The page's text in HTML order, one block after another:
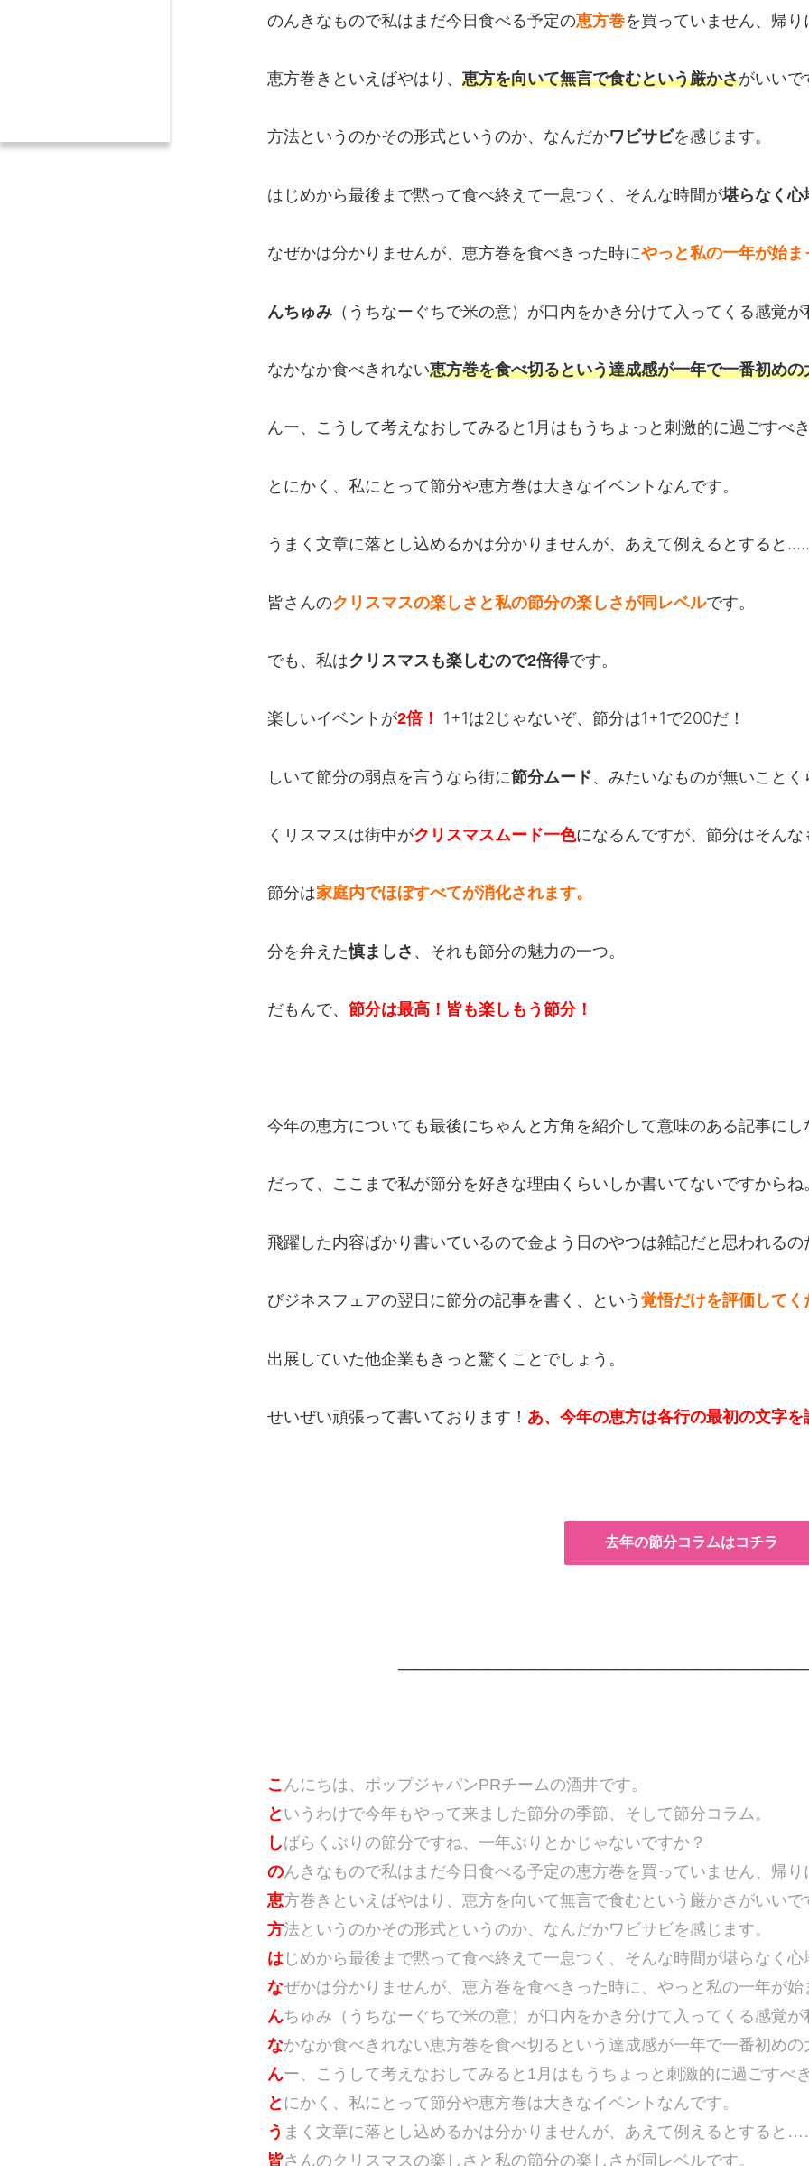
のんきなもので私はまだ今日食べる予定の恵方巻を買っていません、帰り
恵方巻きといえばやはり、恵方を向いて無言で食むという厳かさがいいで
方法というのかその形式というのか、なんだかワビサビを感じます。
はじめから最後まで黙って食べ終えて一息つく、そんな時間が堪らなく心
なぜかは分かりませんが、恵方巻を食べきった時にやっと私の一年が始ま
んちゅみ （うちなーぐちで米の意）が口内をかき分けて入ってくる感覚が
なかなか食べきれない恵方巻を食べ切るという達成感が一年で一番初め
んー、こうして考えなおしてみると1月はもうちょっと刺激的に過ごすべき
とにかく、私にとって節分や恵方巻は大きなイベントなんです。
うまく文章に落とし込めるかは分かりませんが、あえて例えるとすると
皆さんのクリスマスの楽しさと私の節分の楽しさが同レベルです。
でも、私はクリスマスも楽しむので2倍得です。
楽しいイベントが2倍！ 1+1は2じゃないぞ、節分は1+1で200だ！
しいて節分の弱点を言うなら街に節分ムード、みたいなものが無いことく
くリスマスは街中がクリスマスムード一色になるんですが、節分はそんな
節分は家庭内でほぼすべてが消化されます。
分を弁えた慎ましさ 、それも節分の魅力の一つ。
だもんで、節分は最高！皆も楽しもう節分！
今年の恵方についても最後にちゃんと方角を紹介して意味のある記事にし
だって、ここまで私が節分を好きな理由くらいしか書いてないですからね
飛躍した内容ばかり書いているので金よう日のやつは雑記だと思われるの
びジネスフェアの翌日に節分の記事を書く、という覚悟だけを評価してく
出展していた他企業もきっと驚くことでしょう。
せいぜい頑張って書いております！ あ、今年の恵方は各行の最初の文字を
去年の節分コラムはコチラ
こ んにちは、ポップジャパンPRチームの酒井です。
と いうわけで今年もやって来ました節分の季節、そして節分コラム。
しばらくぶりの節分ですね、一年ぶりとかじゃないですか？
のんきなもので私はまだ今日食べる予定の恵方巻を買っていません、帰り
恵方巻きといえばやはり、恵方を向いて無言で食むという厳かさがいいで
方法というのかその形式というのか、なんだかワビサビを感じます。
は じめから最後まで黙って食べ終えて一息つく、そんな時間が堪らなく心
なぜかは分かりませんが、恵方巻を食べきった時に、やっと私の一年が始
んちゅみ（うちなーぐちで米の意）が口内をかき分けて入ってくる感覚が
なかなか食べきれない恵方巻を食べ切るという達成感が一年で一番初めの
んー、こうして考えなおしてみると1月はもうちょっと刺激的に過ごすべ
と にかく、私にとって節分や恵方巻は大きなイベントなんです。
う まく文章に落とし込めるかは分かりませんが、あえて例えるとすると
皆さんのクリスマスの楽しさと私の節分の楽しさが同レベルです。